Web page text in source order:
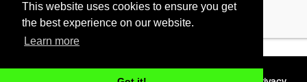
This website uses cookies to ensure you get
the best experience on our website.
Learn more
Facebook